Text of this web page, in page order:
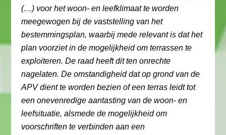
(…) voor het woon- en leefklimaat te worden
meegewogen bij de vaststelling van het
bestemmingsplan, waarbij mede relevant is dat het
plan voorziet in de mogelijkheid om terrassen te
exploiteren. De raad heeft dit ten onrechte
nagelaten. De omstandigheid dat op grond van de
APV dient te worden bezien of een terras leidt tot
een onevenredige aantasting van de woon- en
leefsituatie, alsmede de mogelijkheid om
voorschriften te verbinden aan een